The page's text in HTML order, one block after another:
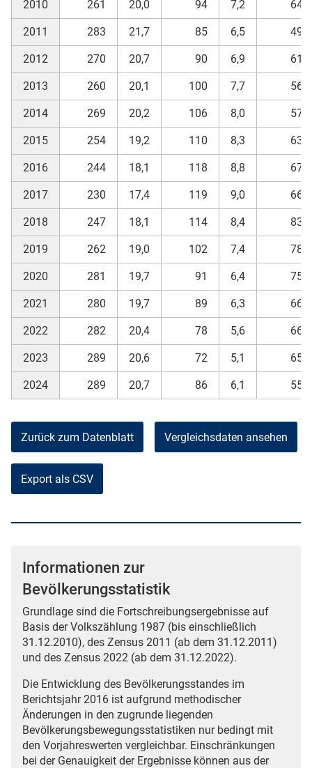
2010 261 20,0 94 7,2 64
2011 283 21,7 85 6,5 49
2012 270 20,7 90 6,9 61
2013 260 20,1 100 7,7 56
2014 269 20,2 106 8,0 57
2015 254 19,2 110 8,3 63
2016 244 18,1 118 8,8 67
2017 230 17,4 119 9,0 66
2018 247 18,1 114 8,4 83
2019 262 19,0 102 7,4 78
2020 281 19,7 91 6,4 75
2021 280 19,7 89 6,3 66
2022 282 20,4 78 5,6 66
2023 289 20,6 72 5,1 65
2024 289 20,7 86 6,1 55
Zurück zum Datenblatt Vergleichsdaten ansehen
Export als CSV
Informationen zur
Bevölkerungsstatistik
Grundlage sind die Fortschreibungsergebnisse auf
Basis der Volkszählung 1987 (bis einschließlich
31.12.2010), des Zensus 2011 (ab dem 31.12.2011)
und des Zensus 2022 (ab dem 31.12.2022).
Die Entwicklung des Bevölkerungsstandes im
Berichtsjahr 2016 ist aufgrund methodischer
Änderungen in den zugrunde liegenden
Bevölkerungsbewegungsstatistiken nur bedingt mit
den Vorjahreswerten vergleichbar. Einschränkungen
bei der Genauigkeit der Ergebnisse können aus der